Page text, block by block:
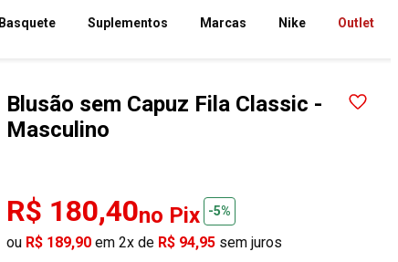
Basquete Suplementos Marcas Nike Outlet
Blusão sem Capuz Fila Classic -
Masculino
R$ 180,40no Pix -5%
ou R$ 189,90 em 2x de R$ 94,95 sem juros